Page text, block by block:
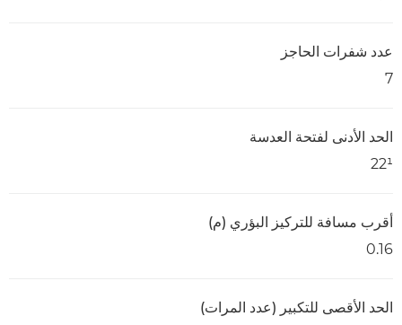
عدد شفرات الحاجز
7
الحد الأدنى لفتحة العدسة
22¹
أقرب مسافة للتركيز البؤري (م)
0.16
الحد الأقصى للتكبير (عدد المرات)